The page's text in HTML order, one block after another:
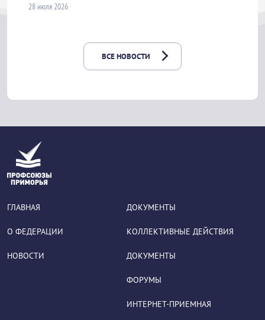
28 июля 2026
ВСЕ НОВОСТИ
ГЛАВНАЯ
О ФЕДЕРАЦИИ
НОВОСТИ
ДОКУМЕНТЫ
КОЛЛЕКТИВНЫЕ ДЕЙСТВИЯ
ДОКУМЕНТЫ
ФОРУМЫ
ИНТЕРНЕТ-ПРИЕМНАЯ